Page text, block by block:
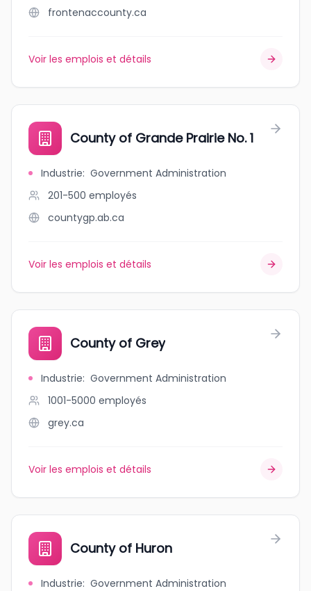
frontenaccounty.ca
Voir les emplois et détails
County of Grande Prairie No. 1
Industrie: Government Administration
201-500 employés
countygp.ab.ca
Voir les emplois et détails
County of Grey
Industrie: Government Administration
1001-5000 employés
grey.ca
Voir les emplois et détails
County of Huron
Industrie: Government Administration